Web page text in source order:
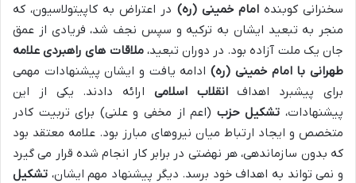
سخنرانی کوبندهامام خمینی (ره) در اعتراض به کاپیتولاسیون، که
منجر به تبعید ایشان به ترکیه و سپس نجف شد، فریادی از عمق
جان یک ملت آزاده بود. در دوران تبعید،ملاقات های راهبردی علامه
طهرانی با امام خمینی (ره)ادامه یافت و ایشان پیشنهادات مهمی
برای پیشبرد اهدافانقلاب اسلامی ارائه دادند. یکی از این
پیشنهادات، تشکیل حزب (اعم از مخفی و علنی) برای تربیت کادر
متخصص و ایجاد ارتباط میان نیروهای مبارز بود. علامه معتقد بود
که بدون سازماندهی، هر نهضتی در برابر کار انجام شده قرار می گیرد
و نمی تواند به اهداف خود برسد. دیگر پیشنهاد مهم ایشان، تشکیل